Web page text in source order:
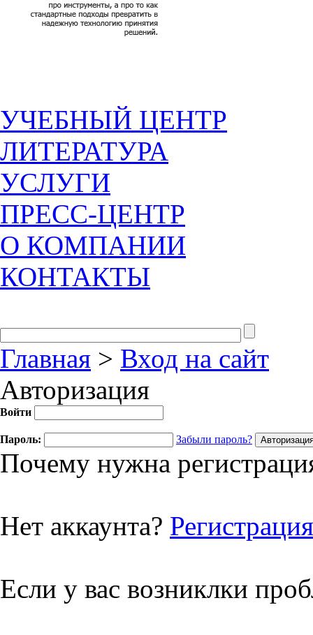
УЧЕБНЫЙ ЦЕНТР
ЛИТЕРАТУРА
УСЛУГИ
ПРЕСС-ЦЕНТР
О КОМПАНИИ
КОНТАКТЫ
Главная > Вход на сайт
Авторизация
Войти
Пароль: Забыли пароль?
Почему нужна
Нет аккаунта? Регистрация
Если у вас возниклки